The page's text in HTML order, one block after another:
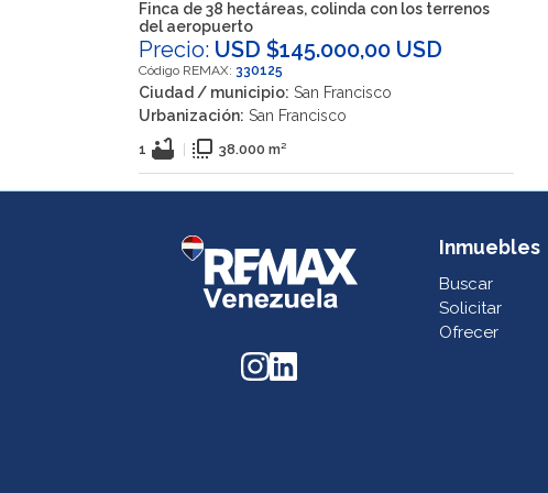
Finca de 38 hectáreas, colinda con los terrenos
del aeropuerto
Precio: USD $145.000,00 USD
Código REMAX: 330125
Ciudad / municipio: San Francisco
Urbanización: San Francisco
1 bathtub | flip_to_front 38.000 m²
Inmuebles
Buscar
Solicitar
Ofrecer